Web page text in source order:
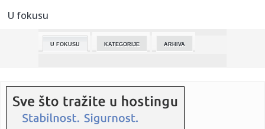
00:17:
23:52: Galerija fotografija – Jazz in Rock – Beograd
23:48:Opljačkao kuću, pa se nabio na ogradu: Jeziv kraj nakon
pokuša...
U fokusu
U FOKUSU KATEGORIJE ARHIVA